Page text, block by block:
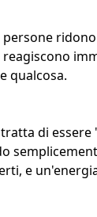
persone
reagiscono
qualcosa.
di
e